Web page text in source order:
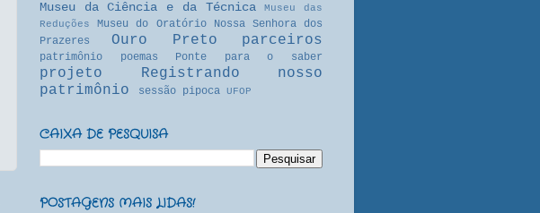
Museu da Ciência e da Técnica
Museu das
Reduções
Museu do Oratório
Nossa Senhora dos
Prazeres
Ouro Preto parceiros
patrimônio poemas Ponte para o saber
projeto
Registrando nosso
patrimônio
sessão pipoca UFOP
CAIXA DE PESQUISA
POSTAGENS MAIS LIDAS!